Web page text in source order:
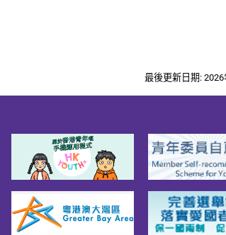
最後更新日期: